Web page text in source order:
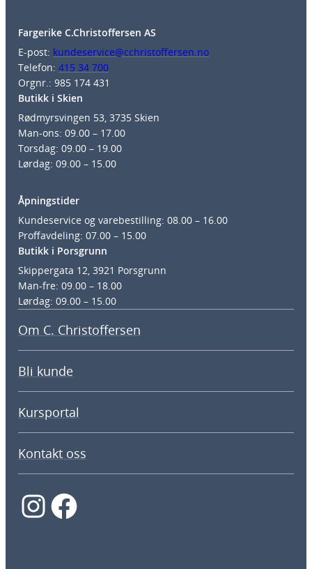
Fargerike C.Christoffersen AS
E-post: kundeservice@cchristoffersen.no
Telefon: 415 34 700
Orgnr.: 985 174 431
Butikk i Skien
Rødmyrsvingen 53, 3735 Skien
Man-ons: 09.00 – 17.00
Torsdag: 09.00 – 19.00
Lørdag: 09.00 – 15.00
Åpningstider
Kundeservice og varebestilling: 08.00 – 16.00
Proffavdeling: 07.00 – 15.00
Butikk i Porsgrunn
Skippergata 12, 3921 Porsgrunn
Man-fre: 09.00 – 18.00
Lørdag: 09.00 – 15.00
Om C. Christoffersen
Bli kunde
Kursportal
Kontakt oss
InstagramFacebook